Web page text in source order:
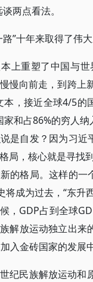
两点看法。
路”十年来取得了伟
上重塑了中国与
慢向前走，到跨上
本，接近全球4/5的
家和占86%的穷人
是自发？因为习近
局，核心就是寻找
的格局。这样的一
将成为过去，“东升
，GDP占到全球
解放运动独立出
入金砖国家的发展
纪民族解放运动和